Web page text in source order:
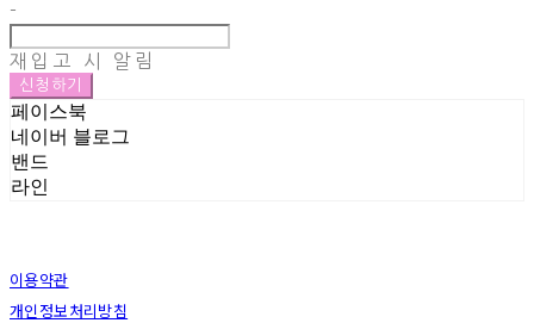
-
재입고 시 알림
신청하기
페이스북
네이버 블로그
밴드
라인
이용약관
개인정보처리방침